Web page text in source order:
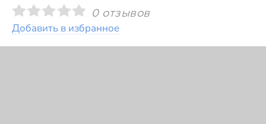
0 отзывов
Добавить в избранное